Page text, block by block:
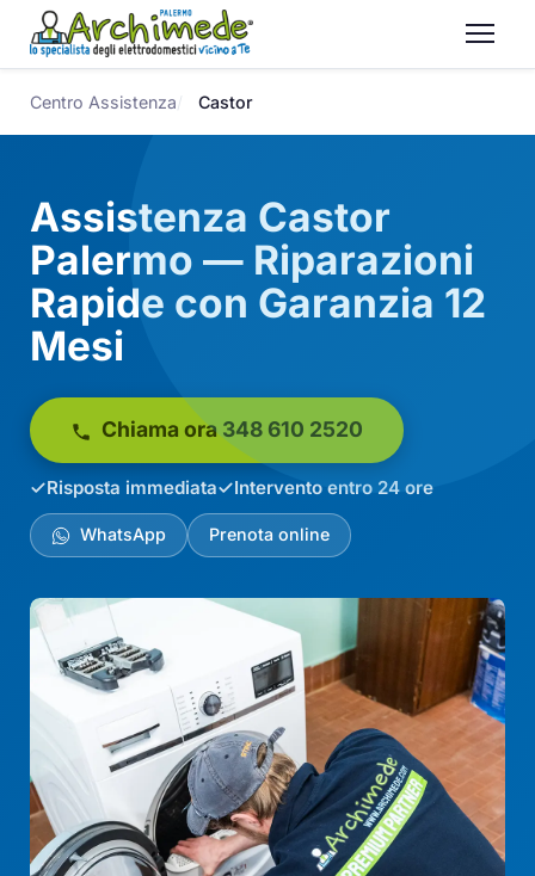
Centro Assistenza Castor
Assistenza Castor
Palermo — Riparazioni
Rapide con Garanzia 12
Mesi
Chiama ora 348 610 2520
Risposta immediata Intervento entro 24 ore
WhatsApp Prenota online